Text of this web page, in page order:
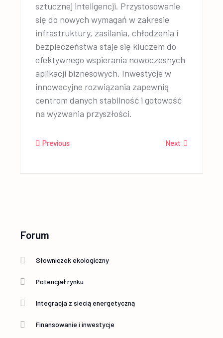
sztucznej inteligencji. Przystosowanie
się do nowych wymagań w zakresie
infrastruktury, zasilania, chłodzenia i
bezpieczeństwa staje się kluczem do
efektywnego wspierania nowoczesnych
aplikacji biznesowych. Inwestycje w
innowacyjne rozwiązania zapewnią
centrom danych stabilność i gotowość
na wyzwania przyszłości.
Previous Next
Forum
Słowniczek ekologiczny
Potencjał rynku
Integracja z siecią energetyczną
Finansowanie i inwestycje